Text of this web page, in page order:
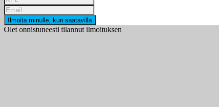
Ilmoita minulle, kun saatavilla
Olet onnistuneesti tilannut ilmoituksen